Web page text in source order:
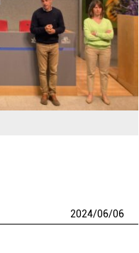
2024/06/06